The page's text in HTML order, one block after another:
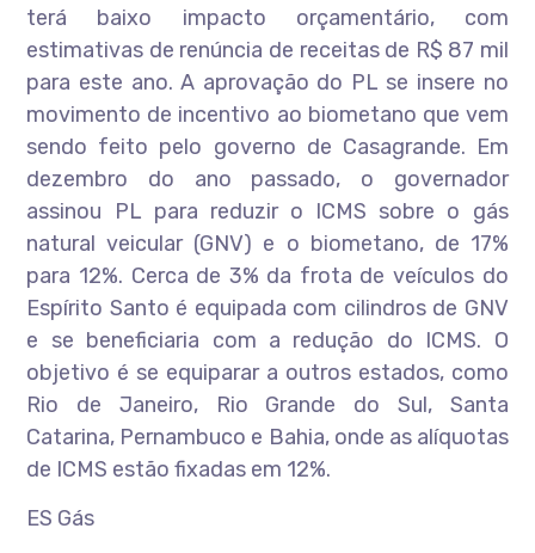
terá baixo impacto orçamentário, com
estimativas de renúncia de receitas de R$ 87 mil
para este ano. A aprovação do PL se insere no
movimento de incentivo ao biometano que vem
sendo feito pelo governo de Casagrande. Em
dezembro do ano passado, o governador
assinou PL para reduzir o ICMS sobre o gás
natural veicular (GNV) e o biometano, de 17%
para 12%. Cerca de 3% da frota de veículos do
Espírito Santo é equipada com cilindros de GNV
e se beneficiaria com a redução do ICMS. O
objetivo é se equiparar a outros estados, como
Rio de Janeiro, Rio Grande do Sul, Santa
Catarina, Pernambuco e Bahia, onde as alíquotas
de ICMS estão fixadas em 12%.
ES Gás